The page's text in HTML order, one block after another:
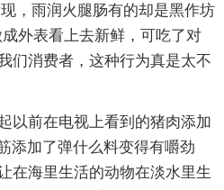
，雨润火腿肠有的却是黑作坊
外表看上去新鲜，可吃了对
们消费者，这种行为真是太不
以前在电视上看到的猪肉添加
添加了弹什么料变得有嚼劲
在海里生活的动物在淡水里生